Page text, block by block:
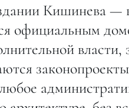
Кишинева
официальным